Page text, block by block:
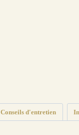
Conseils d'entretien